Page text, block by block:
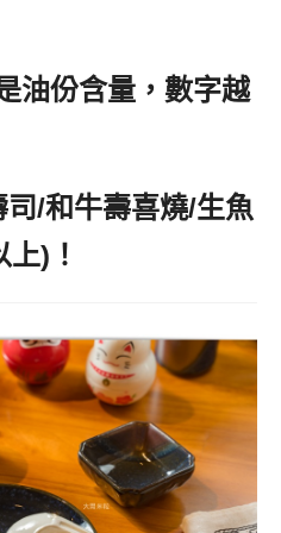
油份含量，數字越
/和牛壽喜燒/生魚
)！